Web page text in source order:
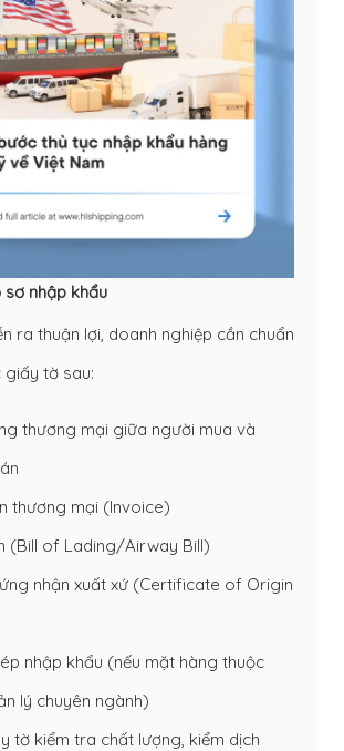
sơ nhập khẩu
ra thuận lợi, doanh nghiệp cần chuẩn
tờ sau:
thương mại giữa người mua và
thương mại (Invoice)
(Bill of Lading/Airway Bill)
nhận xuất xứ (Certificate of Origin
nhập khẩu (nếu mặt hàng thuộc
lý chuyên ngành)
tờ kiểm tra chất lượng, kiểm dịch